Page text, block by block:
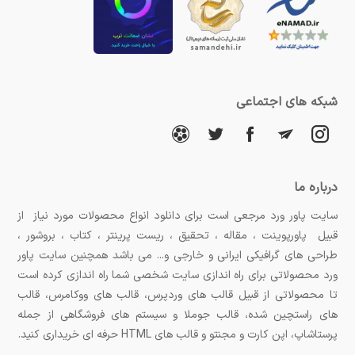
مزایای استفاده از ماک آپ‌های آماده:
ماک آپ‌ها به طراحان اجازه
به نمایش بگذارند.
می‌توان طرح‌ها را روی سطوح مختلف آزمایش کرد.
قابلیت ویرایش آسان:بیشتر ماک آپ‌ها به‌صورت لایه‌باز
هستند و طراحان می‌توانند به‌راحتی طرح‌ها را ویرایش
کنند.
بهترین سایت‌ها برای دانلود ماک آپ آماده
شبکه های اجتماعی
درباره ما
سایت پاور ورد مرجعی است برای دانلود انواع محصولات مورد نیاز از
قبیل پاورپوینت ، مقاله ، تحقیق ، ریست پرینتر ، کتاب ، بروشور ،
طراحی های گرافیکی ایرانی و خارجی و... می باشد همچنین سایت پاور
ورد محصولاتی برای راه اندازی سایت شخصی شما راه اندازی کرده است
تا محصولاتی از قبیل قالب های وردپرس، قالب های ووکامرس، قالب
های راستچین شده، قالب جوملا و سیستم های فروشگاهی از جمله
پرستاشاپ، اپن کارت و مجنتو و قالب های HTML حرفه ای خریداری کنید.